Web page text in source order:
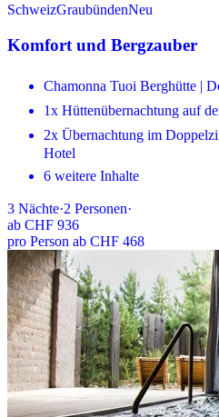
SchweizGraubündenNeu
Komfort und Bergzauber
Chamonna Tuoi Berghütte |
1x Hüttenübernachtung auf
2x Übernachtung im
Hotel
6 weitere Inhalte
3 Nächte·2 Personen·
ab CHF 936
pro Person ab CHF 468